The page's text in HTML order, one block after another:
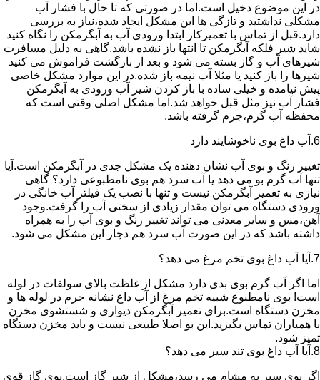
در این موضوع دخیل است.اما در صورتی که تا حال با فشار آب
مشکلی نداشتید و تازگی ها این مشکل ایجاد شده،نیاز به بررسی
دارد.قبل از تماس با تعمیرکار ابتدا ورودی آب به آبگرمکن را نگاه کنید
شاید شیر فلکه آبگرمکن تا انتها باز نشده باشد.گاهی به دلیل مسافرت
شیرهای آب و گاز بسته می شود و بعد از بازگشت فراموش می کنید
شیرها را باز کنید یا مثلا آب نیمه باز شده.در این موارد مشکل خاصی
پیش نیامده و خیلی ساده با باز کردن شیر آب ورودی به آبگرمکن
فشار آب نیز مثل قبل خواهد شد.اما مشکل اصلی وقتی است که
محفظه آب گرم،جرم گرفته باشد.
6.آب داغ بوی ناخوشایند دارد
تغییر رنگ و بوی آب نشان دهنده یک مشکل جدی در آبگرمکن است.آیا
تنها آب گرم بو می دهد یا آب سرد هم بوی نامطبوعی دارد؟ گاهی
نیازی به تعمیر آبگرمکن نیست و تنها با نصب یک فیلتر آب خانگی در
ورودی دستگاه می توان مقدار زیادی از سختی آب را گرفت.وجود
آهن،مس و سایر معدنی می تواند تغییر رنگ و بوی آب را به همراه
داشته باشد که در این صورت آب سرد هم دچار این مشکل می شود.
7.آیا آب داغ بوی تخم مرغ می دهد؟
اما اگر آب گرم بوی بدی دارد مشکل از غلظت بالای سولفات در لوله
است! بوی نامطبوع شبیه تخم مرغ از آب داغ نشانه جرم در لوله ها و
مخزن دستگاه است.برای تعمیر آبگرمکن دیواری و شستشوی مخزن
با همیاران تماس بگیرید.این بو اصلا طبیعی نیست و باید مخزن دستگاه
تمیز شود.
8.آیا آب داغ بوی تند سیر می دهد؟
اگر بوی سیر به مشام می رسد،مشکل از شیر گاز است.بوی گاز قوی